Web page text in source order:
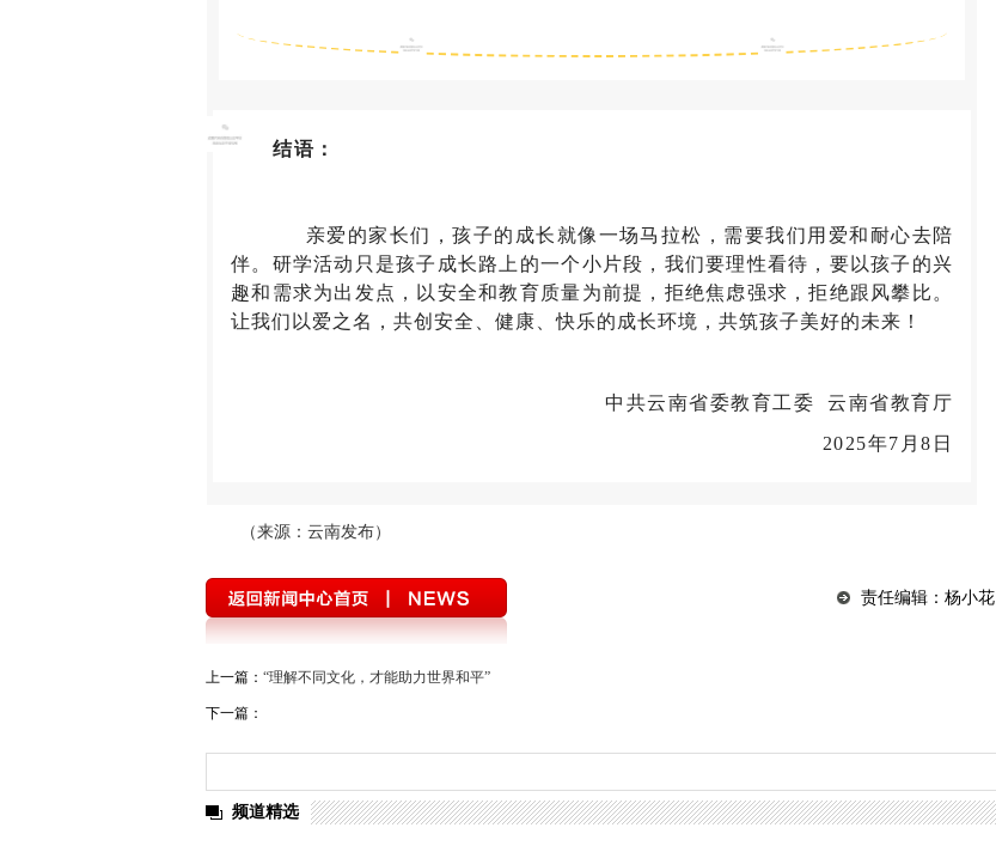
结语：
亲爱的家长们，孩子的成长就像一场马拉松，需要我们用爱和耐心去陪
伴。研学活动只是孩子成长路上的一个小片段，我们要理性看待，要以孩子的兴
趣和需求为出发点，以安全和教育质量为前提，拒绝焦虑强求，拒绝跟风攀比。
让我们以爱之名，共创安全、健康、快乐的成长环境，共筑孩子美好的未来！
中共云南省委教育工委 云南省教育厅
2025年7月8日
（来源：云南发布）
责任编辑：杨小花
上一篇： “理解不同文化，才能助力世界和平”
下一篇：
频道精选